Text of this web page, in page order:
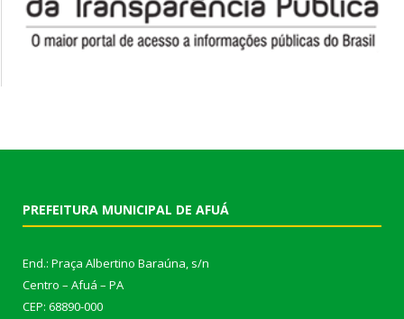
PREFEITURA MUNICIPAL DE AFUÁ
End.: Praça Albertino Baraúna, s/n
Centro – Afuá – PA
CEP: 68890-000